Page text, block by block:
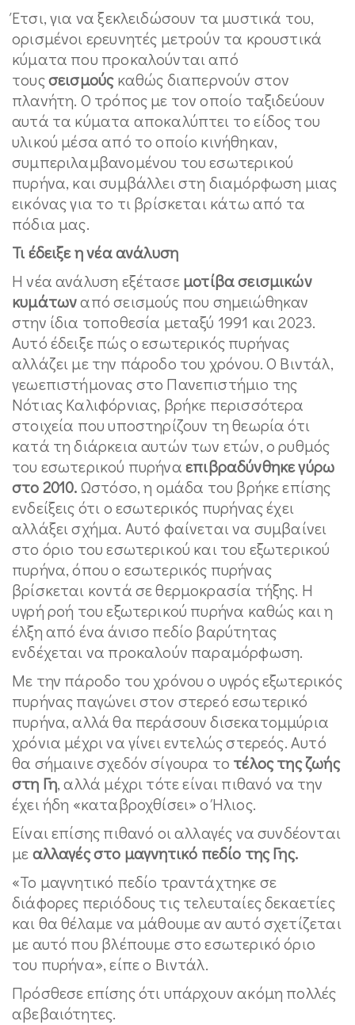
Έτσι, για να ξεκλειδώσουν τα μυστικά του,
ορισμένοι ερευνητές μετρούν τα κρουστικά
κύματα που προκαλούνται από
τουςσεισμούςκαθώς διαπερνούν στον
πλανήτη. Ο τρόπος με τον οποίο ταξιδεύουν
αυτά τα κύματα αποκαλύπτει το είδος του
υλικού μέσα από το οποίο κινήθηκαν,
συμπεριλαμβανομένου του εσωτερικού
πυρήνα, και συμβάλλει στη διαμόρφωση μιας
εικόνας για το τι βρίσκεται κάτω από τα
πόδια μας.
Τι έδειξε η νέα ανάλυση
Η νέα ανάλυση εξέτασεμοτίβα σεισμικών
κυμάτωναπό σεισμούς που σημειώθηκαν
στην ίδια τοποθεσία μεταξύ 1991 και 2023.
Αυτό έδειξε πώς ο εσωτερικός πυρήνας
αλλάζει με την πάροδο του χρόνου. Ο Βιντάλ,
γεωεπιστήμονας στο Πανεπιστήμιο της
Νότιας Καλιφόρνιας, βρήκε περισσότερα
στοιχεία που υποστηρίζουν τη θεωρία ότι
κατά τη διάρκεια αυτών των ετών, ο ρυθμός
του εσωτερικού πυρήναεπιβραδύνθηκε γύρω
στο 2010.Ωστόσο, η ομάδα του βρήκε επίσης
ενδείξεις ότι ο εσωτερικός πυρήνας έχει
αλλάξει σχήμα. Αυτό φαίνεται να συμβαίνει
στο όριο του εσωτερικού και του εξωτερικού
πυρήνα, όπου ο εσωτερικός πυρήνας
βρίσκεται κοντά σε θερμοκρασία τήξης. Η
υγρή ροή του εξωτερικού πυρήνα καθώς και η
έλξη από ένα άνισο πεδίο βαρύτητας
ενδέχεται να προκαλούν παραμόρφωση.
Με την πάροδο του χρόνου ο υγρός εξωτερικός
πυρήνας παγώνει στον στερεό εσωτερικό
πυρήνα, αλλά θα περάσουν δισεκατομμύρια
χρόνια μέχρι να γίνει εντελώς στερεός. Αυτό
θα σήμαινε σχεδόν σίγουρα το τέλος της ζωής
στη Γη, αλλά μέχρι τότε είναι πιθανό να την
έχει ήδη «καταβροχθίσει» ο Ήλιος.
Είναι επίσης πιθανό οι αλλαγές να συνδέονται
μεαλλαγές στο μαγνητικό πεδίο της Γης.
«Το μαγνητικό πεδίο τραντάχτηκε σε
διάφορες περιόδους τις τελευταίες δεκαετίες
και θα θέλαμε να μάθουμε αν αυτό σχετίζεται
με αυτό που βλέπουμε στο εσωτερικό όριο
του πυρήνα», είπε ο Βιντάλ.
Πρόσθεσε επίσης ότι υπάρχουν ακόμη πολλές
αβεβαιότητες.